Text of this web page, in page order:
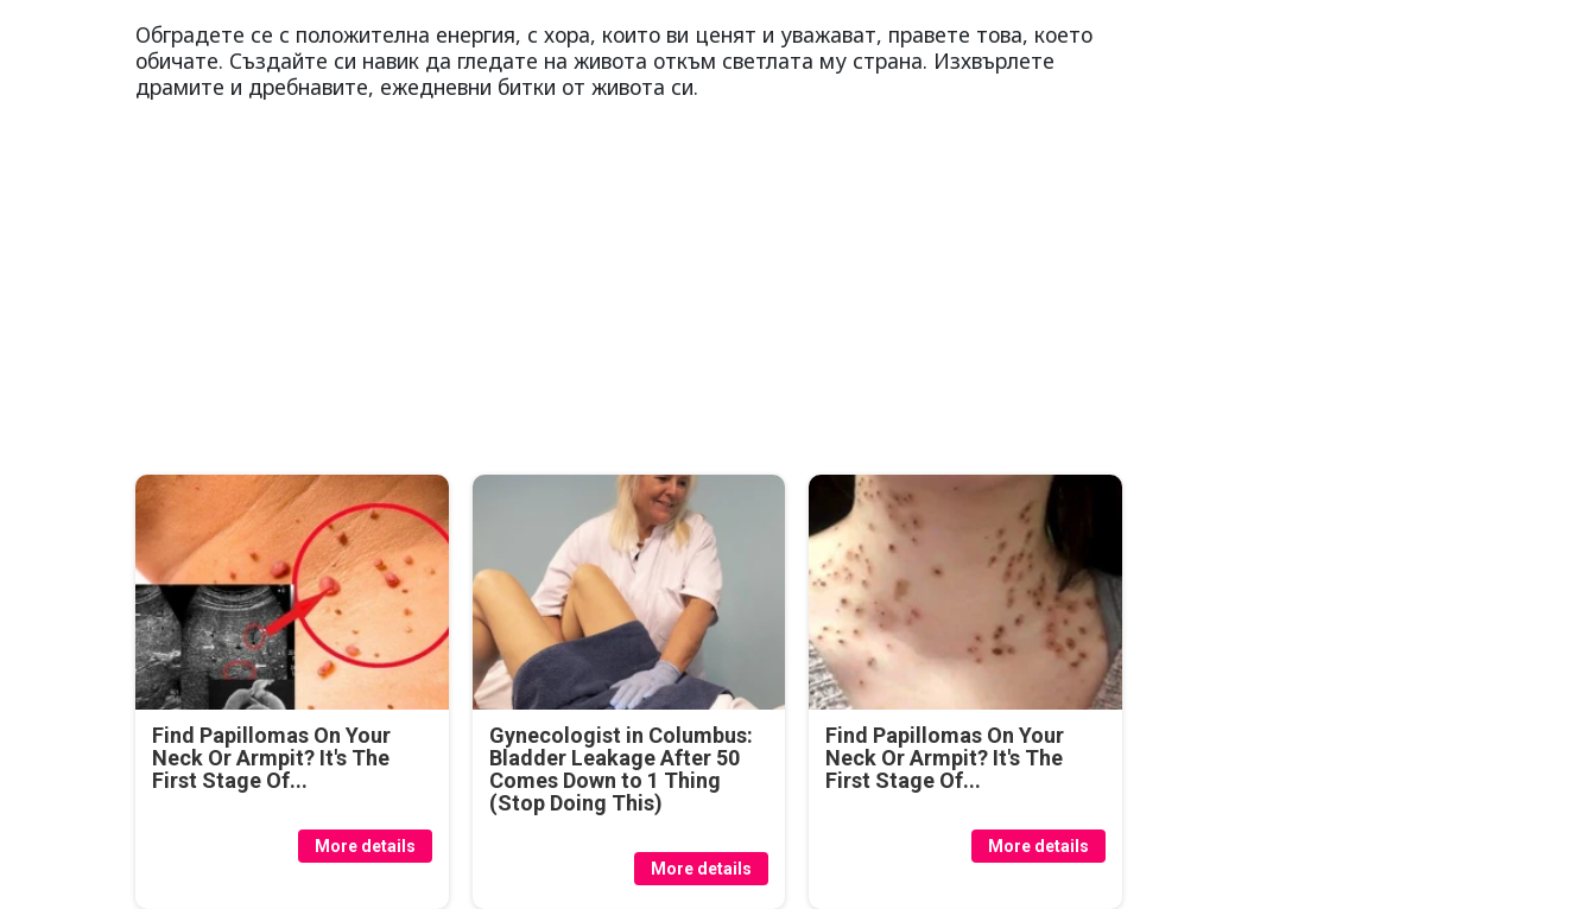
Обградете се с положителна енергия, с хора, които ви ценят и уважават, правете това, което
обичате. Създайте си навик да гледате на живота откъм светлата му страна. Изхвърлете
драмите и дребнавите, ежедневни битки от живота си.
Find Papillomas On Your
Neck Or Armpit? It's The
First Stage Of...
More details
Gynecologist in Columbus:
Bladder Leakage After 50
Comes Down to 1 Thing
(Stop Doing This)
More details
Find Papillomas On Your
Neck Or Armpit? It's The
First Stage Of...
More details